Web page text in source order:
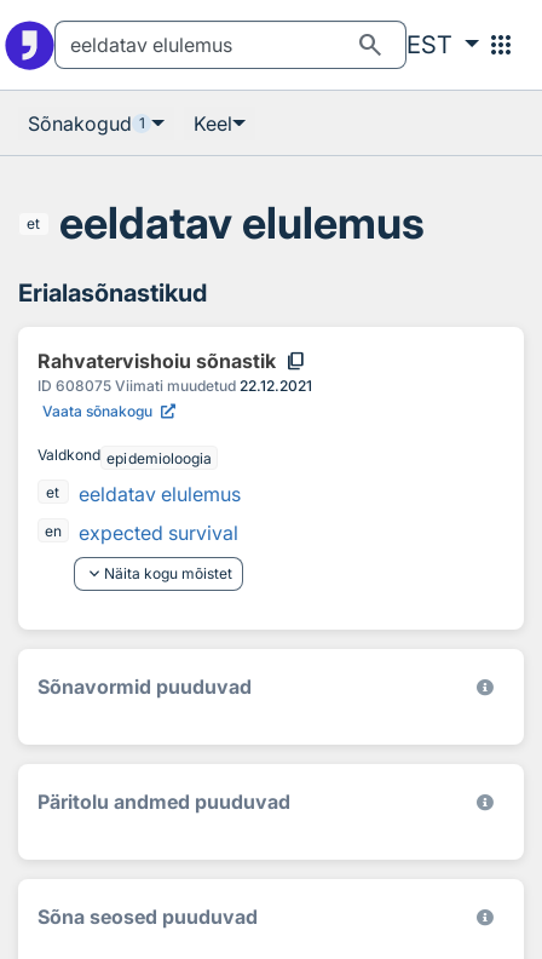
search EST apps
Sõnakogud 1 Keel
et eeldatav elulemus
Erialasõnastikud
Rahvatervishoiu sõnastik content_copy
ID 608075 Viimati muudetud 22.12.2021
Vaata sõnakogu
Valdkond epidemioloogia
et
eeldatav elulemus
en
expected survival
keyboard_arrow_down Näita kogu mõistet
Sõnavormid puuduvad
Päritolu andmed puuduvad
Sõna seosed puuduvad